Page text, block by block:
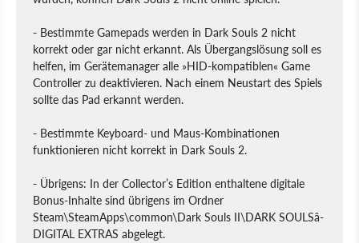
- Bestimmte Gamepads werden in Dark Souls 2 nicht
korrekt oder gar nicht erkannt. Als Übergangslösung soll es
helfen, im Gerätemanager alle »HID-kompatiblen« Game
Controller zu deaktivieren. Nach einem Neustart des Spiels
sollte das Pad erkannt werden.
- Bestimmte Keyboard- und Maus-Kombinationen
funktionieren nicht korrekt in Dark Souls 2.
- Übrigens: In der Collector’s Edition enthaltene digitale
Bonus-Inhalte sind übrigens im Ordner
Steam\SteamApps\common\Dark Souls II\DARK SOULSâ-
DIGITAL EXTRAS abgelegt.